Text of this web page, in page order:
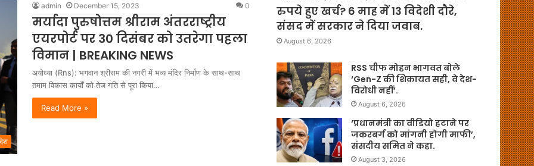
admin December 15, 2023 0
मर्यादा पुरुषोत्तम श्रीराम अंतरराष्ट्रीय
एयरपोर्ट पर 30 दिसंबर को उतरेगा पहला
विमान | BREAKING NEWS
अयोध्या (Rns): भगवान श्रीराम की नगरी में भव्य मंदिर निर्माण के साथ-साथ
तमाम विकास कार्यों को तेज गति से पूरा किया…
Read More »
रुपये हुए खर्च? 6 माह में 13 विदेशी दौरे,
संसद में सरकार ने दिया जवाब.
August 6, 2026
RSS चीफ मोहन भागवत बोले
‘Gen-Z की शिकायत सही, वे देश-
विरोधी नहीं’.
August 6, 2026
‘प्रधानमंत्री का वीडियो हटाने पर
जकरबर्ग को मांगनी होगी माफी’,
संसदीय समित ने कहा.
August 3, 2026